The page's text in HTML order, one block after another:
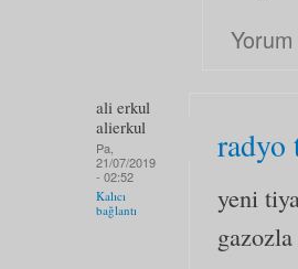
ali erkul
alierkul
Pa,
21/07/2019
- 02:52
Kalıcı
bağlantı
radyo
yeni